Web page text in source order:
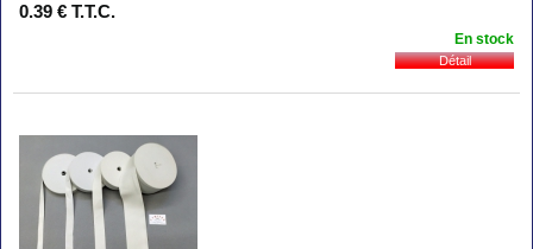
0.39 € T.T.C.
En stock